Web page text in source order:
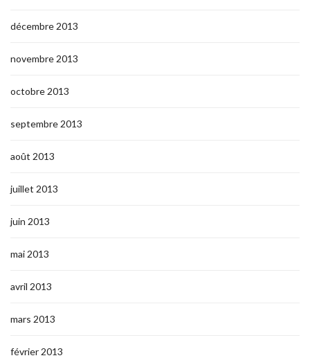
décembre 2013
novembre 2013
octobre 2013
septembre 2013
août 2013
juillet 2013
juin 2013
mai 2013
avril 2013
mars 2013
février 2013